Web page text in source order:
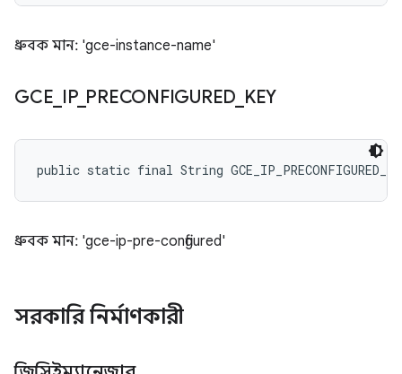
ধ্রুবক মান: 'gce-instance-name'
GCE IP_ PRECONFIGURED KEY
public static final String
ধ্রুবক মান: 'gce-ip-pre-configured'
সরকারি নির্মাণকারী